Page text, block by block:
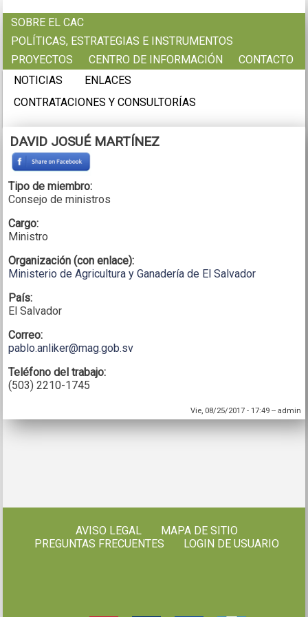
SOBRE EL CAC
POLÍTICAS, ESTRATEGIAS E INSTRUMENTOS
PROYECTOS
CENTRO DE INFORMACIÓN
CONTACTO
NOTICIAS
ENLACES
CONTRATACIONES Y CONSULTORÍAS
DAVID JOSUÉ MARTÍNEZ
Tipo de miembro:
Consejo de ministros
Cargo:
Ministro
Organización (con enlace):
Ministerio de Agricultura y Ganadería de El Salvador
País:
El Salvador
Correo:
pablo.anliker@mag.gob.sv
Teléfono del trabajo:
(503) 2210-1745
Vie, 08/25/2017 - 17:49-- admin
AVISO LEGAL
MAPA DE SITIO
PREGUNTAS FRECUENTES
LOGIN DE USUARIO